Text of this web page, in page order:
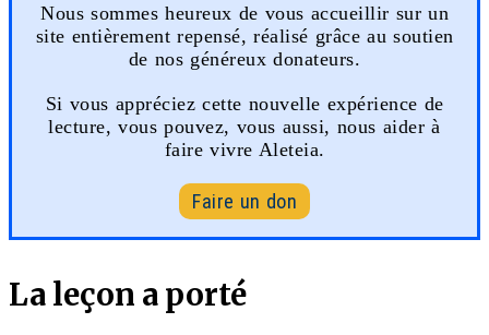
Nous sommes heureux de vous accueillir sur un
site entièrement repensé, réalisé grâce au soutien
de nos généreux donateurs.
Si vous appréciez cette nouvelle expérience de
lecture, vous pouvez, vous aussi, nous aider à
faire vivre Aleteia.
Faire un don
La leçon a porté